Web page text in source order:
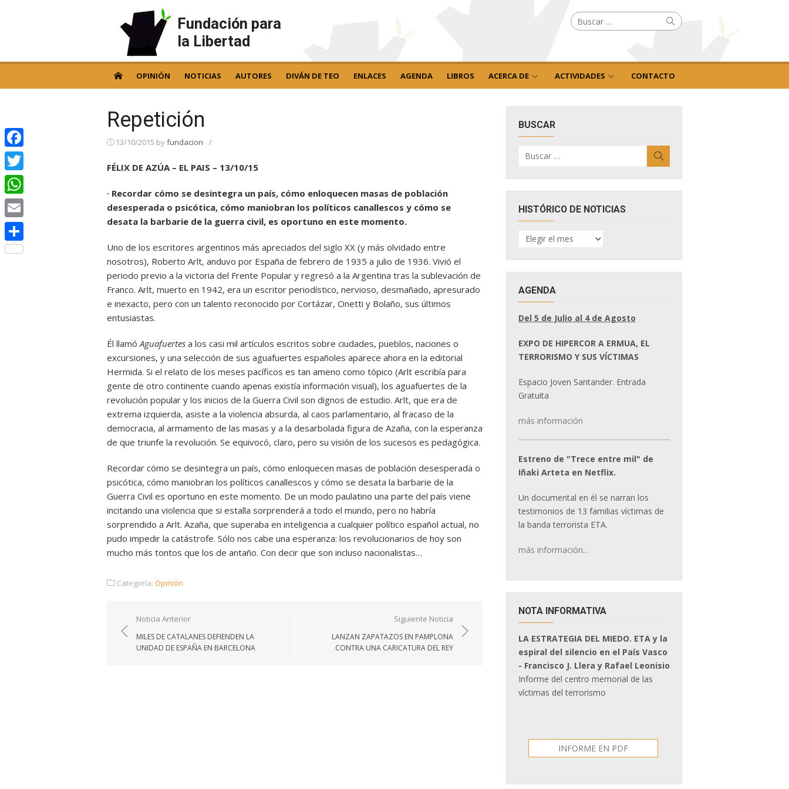
Fundación para
la Libertad
Buscar
por: Buscar
OPINIÓN NOTICIAS AUTORES DIVÁN DE TEO ENLACES AGENDA LIBROS ACERCA DE ACTIVIDADES CONTACTO
Repetición
13/10/2015 byfundacion /
FÉLIX DE AZÚA – EL PAIS – 13/10/15
· Recordar cómo se desintegra un país, cómo enloquecen masas de población
desesperada o psicótica, cómo maniobran los políticos canallescos y cómo se
desata la barbarie de la guerra civil, es oportuno en este momento.
Uno de los escritores argentinos más apreciados del siglo XX (y más olvidado entre
nosotros), Roberto Arlt, anduvo por España de febrero de 1935 a julio de 1936. Vivió el
periodo previo a la victoria del Frente Popular y regresó a la Argentina tras la sublevación de
Franco. Arlt, muerto en 1942, era un escritor periodístico, nervioso, desmañado, apresurado
e inexacto, pero con un talento reconocido por Cortázar, Onetti y Bolaño, sus últimos
entusiastas.
Él llamóAguafuertes a los casi mil artículos escritos sobre ciudades, pueblos, naciones o
excursiones, y una selección de sus aguafuertes españoles aparece ahora en la editorial
Hermida. Si el relato de los meses pacíficos es tan ameno como tópico (Arlt escribía para
gente de otro continente cuando apenas existía información visual), los aguafuertes de la
revolución popular y los inicios de la Guerra Civil son dignos de estudio. Arlt, que era de
extrema izquierda, asiste a la violencia absurda, al caos parlamentario, al fracaso de la
democracia, al armamento de las masas y a la desarbolada figura de Azaña, con la esperanza
de que triunfe la revolución. Se equivocó, claro, pero su visión de los sucesos es pedagógica.
Recordar cómo se desintegra un país, cómo enloquecen masas de población desesperada o
psicótica, cómo maniobran los políticos canallescos y cómo se desata la barbarie de la
Guerra Civil es oportuno en este momento. De un modo paulatino una parte del país viene
incitando una violencia que si estalla sorprenderá a todo el mundo, pero no habría
sorprendido a Arlt. Azaña, que superaba en inteligencia a cualquier político español actual, no
pudo impedir la catástrofe. Sólo nos cabe una esperanza: los revolucionarios de hoy son
mucho más tontos que los de antaño. Con decir que son incluso nacionalistas…
Categoría: Opinión
Navegación
de
entradas
Noticia Anterior
MILES DE CATALANES DEFIENDEN LA
UNIDAD DE ESPAÑA EN BARCELONA
Siguiente Noticia
LANZAN ZAPATAZOS EN PAMPLONA
CONTRA UNA CARICATURA DEL REY
BUSCAR
por:
HISTÓRICO DE NOTICIAS
HISTÓRICO
DE
AGENDA
Del 5 de Julio al 4 de Agosto
EXPO DE HIPERCOR A ERMUA, EL
TERRORISMO Y SUS VÍCTIMAS
Espacio Joven Santander. Entrada
Gratuita
más información
Estreno de "Trece entre mil" de
Iñaki Arteta en Netflix.
Un documental en él se narran los
testimonios de 13 familias víctimas de
la banda terrorista ETA.
más información...
NOTA INFORMATIVA
LA ESTRATEGIA DEL MIEDO. ETA y la
espiral del silencio en el País Vasco
- Francisco J. Llera y Rafael Leonisio
Informe del centro memorial de las
víctimas del terrorismo
INFORME EN PDF
Facebook
Twitter
WhatsApp
Email
Compartir